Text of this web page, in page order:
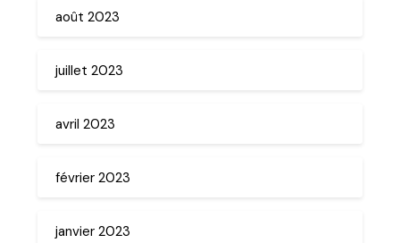
août 2023
juillet 2023
avril 2023
février 2023
janvier 2023